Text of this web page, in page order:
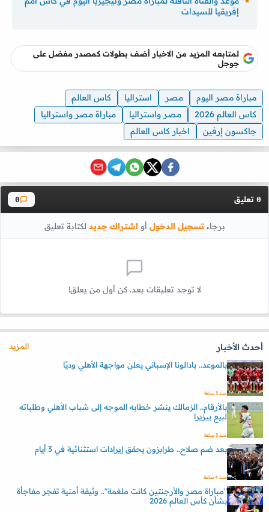
إفريقيا للسيدات
لمتابعه المزيد من الاخبار أضف بطولات كمصدر مفضل على
جوجل
مباراة مصر اليوم مصر استراليا
كاس العالم
كاس العالم 2026
مصر واستراليا
مباراة مصر واستراليا
جاكسون إرفين
اخبار كاس العالم
0 تعليق 0
برجاءتسجيل الدخول أواشتراك جديد لكتابة تعليق
لا توجد تعليقات بعد. كن أول من يعلق!
أحدث الأخبار
المزيد
بالموعد.. بادالونا الإسباني يعلن مواجهة الأهلي وديًا
منذ 3 ساعة
بالأرقام.. الزمالك ينشر خطابه الموجه إلى شباب الأهلي وطلباته
لبيع بيزيرا
منذ 3 ساعة
بعد ضم صلاح.. طرابزون يحقق إيرادات استثنائية في 3 أيام
منذ 4 ساعة
"مباراة مصر والأرجنتين كانت ملغمة".. وثيقة أمنية تفجر مفاجأة
بشأن كأس العالم 2026